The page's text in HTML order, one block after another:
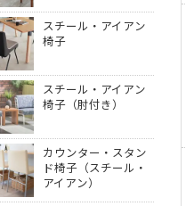
スチール・アイアン
椅子
スチール・アイアン
椅子（肘付き）
カウンター・スタン
ド椅子（スチール・
アイアン）